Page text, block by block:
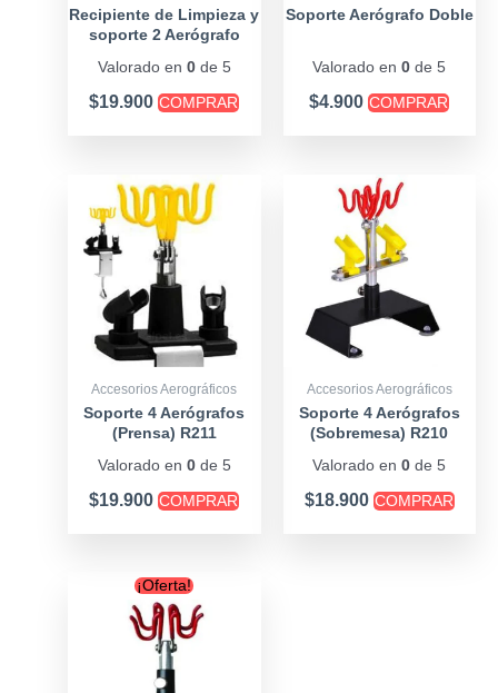
Recipiente de Limpieza y
soporte 2 Aerógrafo
Valorado en 0de 5
$19.900 COMPRAR
Soporte Aerógrafo Doble
Valorado en0 de 5
$4.900 COMPRAR
Accesorios Aerográficos
Soporte 4 Aerógrafos
(Prensa) R211
Valorado en 0de 5
$19.900 COMPRAR
Accesorios Aerográficos
Soporte 4 Aerógrafos
(Sobremesa) R210
Valorado en0 de 5
$18.900 COMPRAR
¡Oferta!Original
price
was:
$12.900.